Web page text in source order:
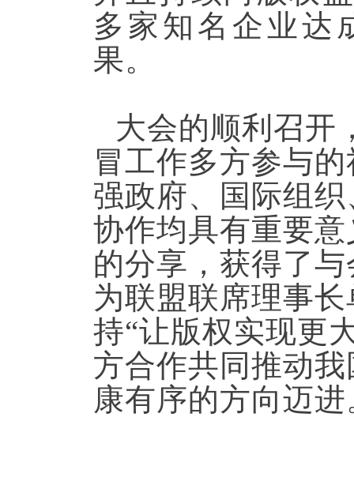
多家知名企业达
果。
大会的顺利召开
冒工作多方参与
强政府、国际组
协作均具有重要
的分享，获得了
为联盟联席理事
持“让版权实现更
方合作共同推动
康有序的方向迈进